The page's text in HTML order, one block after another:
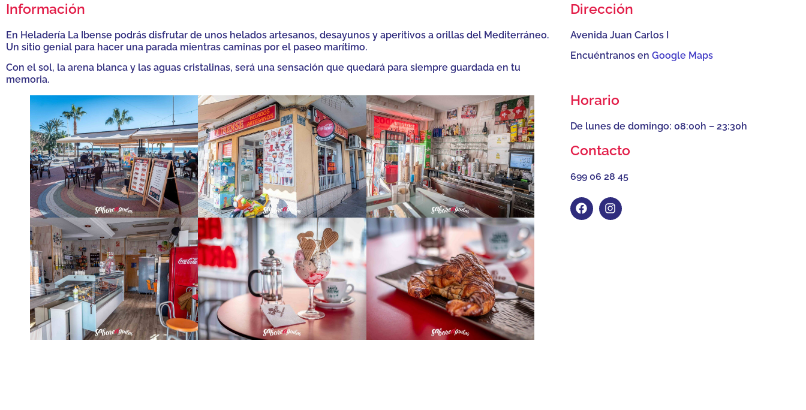
Información
En Heladería La Ibense podrás disfrutar de unos helados artesanos, desayunos y aperitivos a orillas del Mediterráneo.
Un sitio genial para hacer una parada mientras caminas por el paseo marítimo.
Con el sol, la arena blanca y las aguas cristalinas, será una sensación que quedará para siempre guardada en tu
memoria.
Dirección
Avenida Juan Carlos I
Encuéntranos en Google Maps
Horario
De lunes de domingo: 08:00h – 23:30h
Contacto
699 06 28 45